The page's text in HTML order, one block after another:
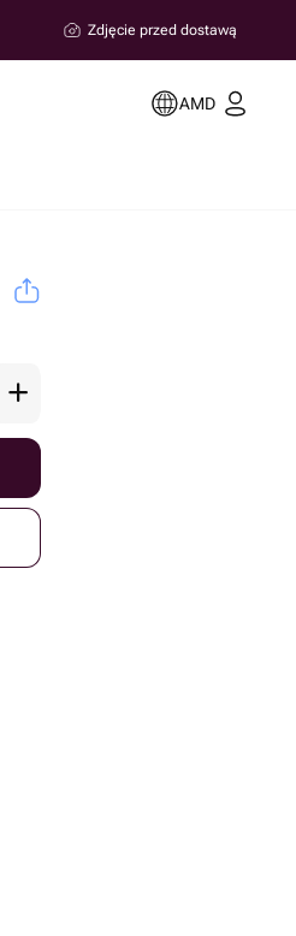
Zdjęcie przed dostawą
AMD